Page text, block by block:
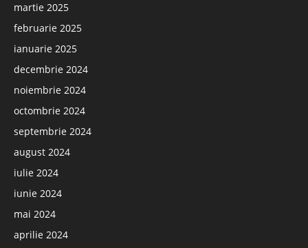
martie 2025
februarie 2025
ianuarie 2025
decembrie 2024
noiembrie 2024
octombrie 2024
septembrie 2024
august 2024
iulie 2024
iunie 2024
mai 2024
aprilie 2024